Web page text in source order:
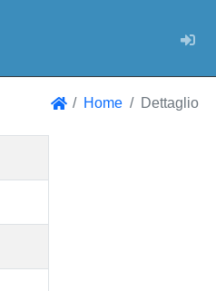
Home Dettaglio